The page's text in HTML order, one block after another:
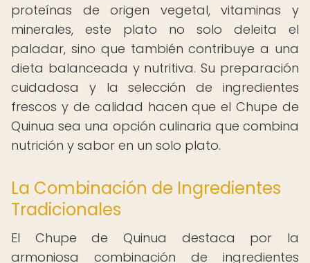
proteínas de origen vegetal, vitaminas y
minerales, este plato no solo deleita el
paladar, sino que también contribuye a una
dieta balanceada y nutritiva. Su preparación
cuidadosa y la selección de ingredientes
frescos y de calidad hacen que el Chupe de
Quinua sea una opción culinaria que combina
nutrición y sabor en un solo plato.
La Combinación de Ingredientes
Tradicionales
El Chupe de Quinua destaca por la
armoniosa combinación de ingredientes